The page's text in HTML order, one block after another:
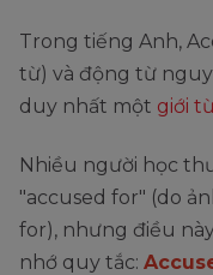
Trong tiếng Anh,
từ) và động từ
duy nhất một giới
Nhiều người học
"accused for" (do
for), nhưng điều
nhớ quy tắc: